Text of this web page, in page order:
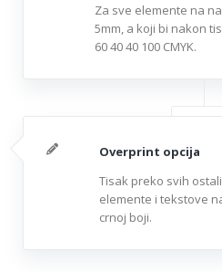
Za sve elemente na
5mm, a koji bi nakon
60 40 40 100 CMYK.
Overprint opcija
Tisak preko svih
elemente i tekstove
crnoj boji.